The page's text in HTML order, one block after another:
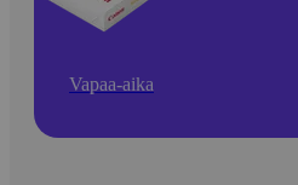
Vapaa-aika